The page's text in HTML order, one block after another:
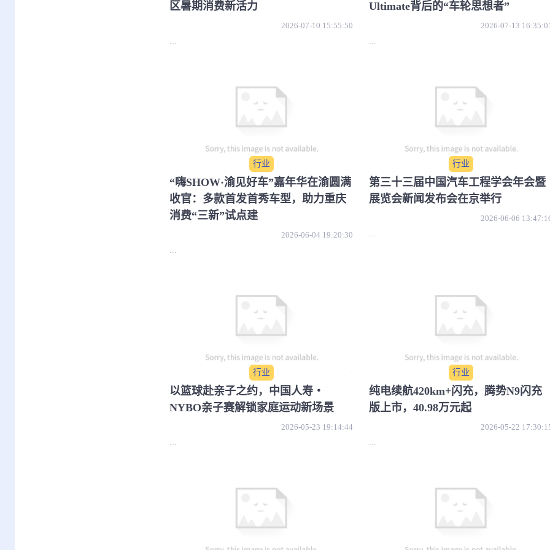
区暑期消费新活力
2026-07-10 15:55:50
...
Ultimate背后的“车轮思想者”
2026-07-13
...
行业
​“嗨SHOW·渝见好车”嘉年华在渝圆满
收官：多款首发首秀车型，助力重庆
消费“三新”试点建
2026-06-04 19:20:30
行业
第三十三届中国汽车工程学会年会暨
展览会新闻发布会在京举行
2026-06-06
行业
​以篮球赴亲子之约，中国人寿・
NYBO亲子赛解锁家庭运动新场景
2026-05-23 19:14:44
行业
纯电续航420km+闪充，腾势N9闪充
版上市，40.98万元起
2026-05-22